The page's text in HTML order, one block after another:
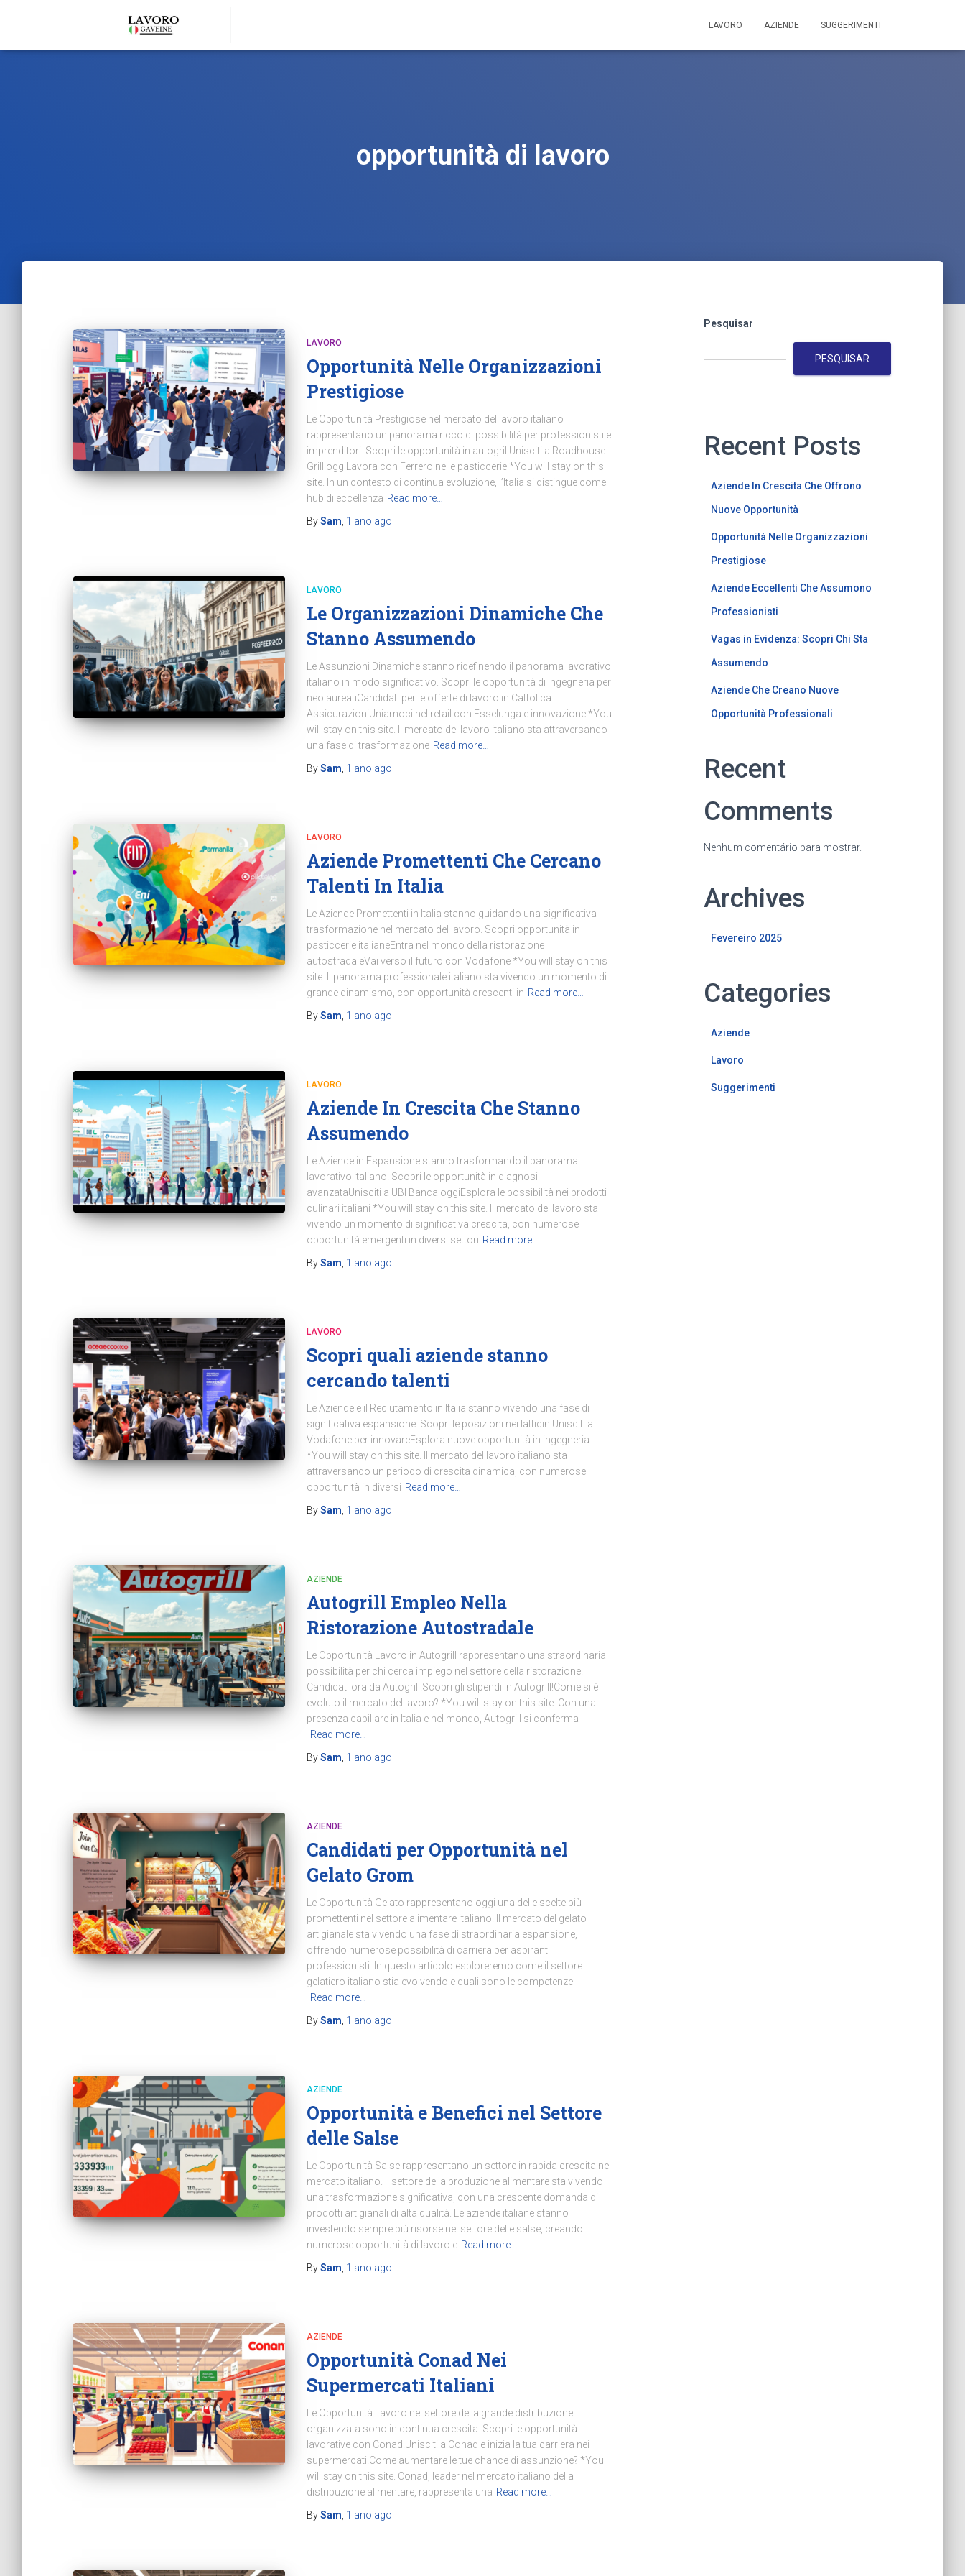
LAVORO AZIENDE SUGGERIMENTI
opportunità di lavoro
LAVORO
Opportunità Nelle Organizzazioni
Prestigiose
Le Opportunità Prestigiose nel mercato del lavoro italiano
rappresentano un panorama ricco di possibilità per professionisti e
imprenditori. Scopri le opportunità in autogrillUnisciti a Roadhouse
Grill oggiLavora con Ferrero nelle pasticcerie *You will stay on this
site. In un contesto di continua evoluzione, l’Italia si distingue come
hub di eccellenza Read more…
BySam 1 ano ago
LAVORO
Le Organizzazioni Dinamiche Che
Stanno Assumendo
Le Assunzioni Dinamiche stanno ridefinendo il panorama lavorativo
italiano in modo significativo. Scopri le opportunità di ingegneria per
neolaureatiCandidati per le offerte di lavoro in Cattolica
AssicurazioniUniamoci nel retail con Esselunga e innovazione *You
will stay on this site. Il mercato del lavoro italiano sta attraversando
una fase di trasformazione Read more…
BySam 1 ano ago
LAVORO
Aziende Promettenti Che Cercano
Talenti In Italia
Le Aziende Promettenti in Italia stanno guidando una significativa
trasformazione nel mercato del lavoro. Scopri opportunità in
pasticcerie italianeEntra nel mondo della ristorazione
autostradaleVai verso il futuro con Vodafone *You will stay on this
site. Il panorama professionale italiano sta vivendo un momento di
grande dinamismo, con opportunità crescenti in Read more…
BySam 1 ano ago
LAVORO
Aziende In Crescita Che Stanno
Assumendo
Le Aziende in Espansione stanno trasformando il panorama
lavorativo italiano. Scopri le opportunità in diagnosi
avanzataUnisciti a UBI Banca oggiEsplora le possibilità nei prodotti
culinari italiani *You will stay on this site. Il mercato del lavoro sta
vivendo un momento di significativa crescita, con numerose
opportunità emergenti in diversi settori Read more…
BySam 1 ano ago
LAVORO
Scopri quali aziende stanno
cercando talenti
Le Aziende e il Reclutamento in Italia stanno vivendo una fase di
significativa espansione. Scopri le posizioni nei latticiniUnisciti a
Vodafone per innovareEsplora nuove opportunità in ingegneria
*You will stay on this site. Il mercato del lavoro italiano sta
attraversando un periodo di crescita dinamica, con numerose
opportunità in diversi Read more…
BySam 1 ano ago
AZIENDE
Autogrill Empleo Nella
Ristorazione Autostradale
Le Opportunità Lavoro in Autogrill rappresentano una straordinaria
possibilità per chi cerca impiego nel settore della ristorazione.
Candidati ora da Autogrill!Scopri gli stipendi in Autogrill!Come si è
evoluto il mercato del lavoro? *You will stay on this site. Con una
presenza capillare in Italia e nel mondo, Autogrill si conferma
Read more…
BySam 1 ano ago
AZIENDE
Candidati per Opportunità nel
Gelato Grom
Le Opportunità Gelato rappresentano oggi una delle scelte più
promettenti nel settore alimentare italiano. Il mercato del gelato
artigianale sta vivendo una fase di straordinaria espansione,
offrendo numerose possibilità di carriera per aspiranti
professionisti. In questo articolo esploreremo come il settore
gelatiero italiano stia evolvendo e quali sono le competenze
Read more…
BySam 1 ano ago
AZIENDE
Opportunità e Benefici nel Settore
delle Salse
Le Opportunità Salse rappresentano un settore in rapida crescita nel
mercato italiano. Il settore della produzione alimentare sta vivendo
una trasformazione significativa, con una crescente domanda di
prodotti artigianali di alta qualità. Le aziende italiane stanno
investendo sempre più risorse nel settore delle salse, creando
numerose opportunità di lavoro e Read more…
BySam 1 ano ago
AZIENDE
Opportunità Conad Nei
Supermercati Italiani
Le Opportunità Lavoro nel settore della grande distribuzione
organizzata sono in continua crescita. Scopri le opportunità
lavorative con Conad!Unisciti a Conad e inizia la tua carriera nei
supermercati!Come aumentare le tue chance di assunzione? *You
will stay on this site. Conad, leader nel mercato italiano della
distribuzione alimentare, rappresenta una Read more…
BySam 1 ano ago
Pesquisar
PESQUISAR
Recent Posts
Aziende In Crescita Che Offrono
Nuove Opportunità
Opportunità Nelle Organizzazioni
Prestigiose
Aziende Eccellenti Che Assumono
Professionisti
Vagas in Evidenza: Scopri Chi Sta
Assumendo
Aziende Che Creano Nuove
Opportunità Professionali
Recent
Comments
Nenhum comentário para mostrar.
Archives
Fevereiro 2025
Categories
Aziende
Lavoro
Suggerimenti